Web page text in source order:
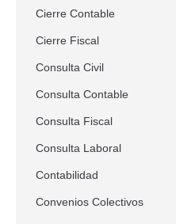
Cierre Contable
Cierre Fiscal
Consulta Civil
Consulta Contable
Consulta Fiscal
Consulta Laboral
Contabilidad
Convenios Colectivos